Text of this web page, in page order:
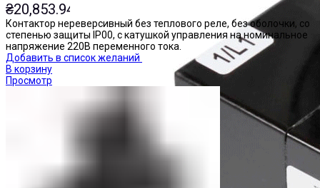
₴20,853.94
Контактор нереверсивный без теплового реле, без оболочки, со
степенью защиты IP00, с катушкой управления на номинальное
напряжение 220В переменного тока.
Добавить в список желаний
В корзину
Просмотр